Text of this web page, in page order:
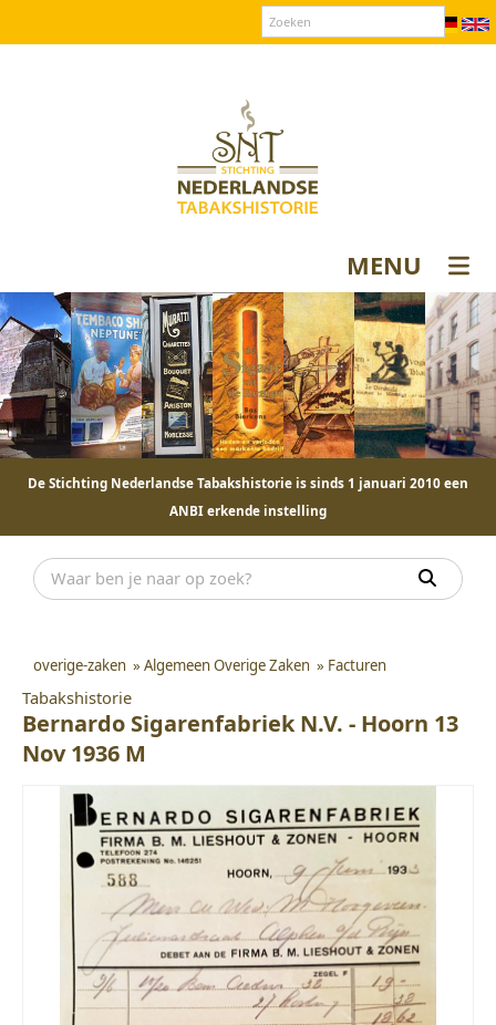
MENU
De Stichting Nederlandse Tabakshistorie is sinds 1 januari 2010 een
ANBI erkende instelling
overige-zaken » Algemeen Overige Zaken » Facturen
Tabakshistorie
Bernardo Sigarenfabriek N.V. - Hoorn 13
Nov 1936 M